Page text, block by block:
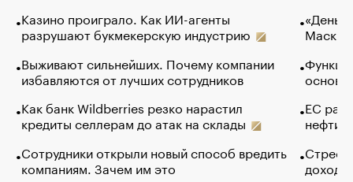
Казино проиграло. Как ИИ-агенты
разрушают букмекерскую индустрию
Выживают сильнейших. Почему компании
избавляются от лучших сотрудников
Как банк Wildberries резко нарастил
кредиты селлерам до атак на склады
Сотрудники открыли новый способ вредить
компаниям. Зачем им это
Маск в
основ
ЕС
нефти